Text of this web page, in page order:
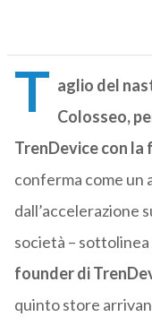
T aglio del
Colosseo,
TrenDevicecon la
conferma come un
dall’accelerazione
società – sottolinea
founder di
quinto store